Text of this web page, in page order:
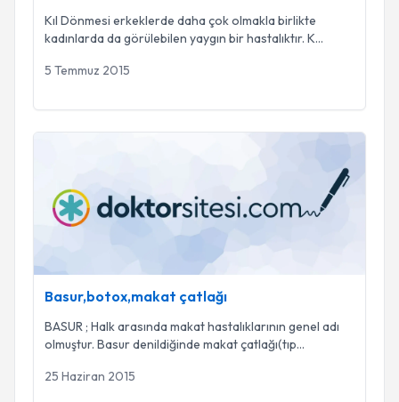
Kıl Dönmesi erkeklerde daha çok olmakla birlikte
kadınlarda da görülebilen yaygın bir hastalıktır. K...
5 Temmuz 2015
Basur,botox,makat çatlağı
BASUR ; Halk arasında makat hastalıklarının genel adı
olmuştur. Basur denildiğinde makat çatlağı(tıp...
25 Haziran 2015